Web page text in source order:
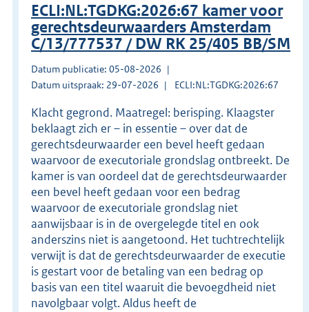
ECLI:NL:TGDKG:2026:67 kamer voor
gerechtsdeurwaarders Amsterdam
C/13/777537 / DW RK 25/405 BB/SM
Datum publicatie: 05-08-2026
Datum uitspraak: 29-07-2026
ECLI:NL:TGDKG:2026:67
Klacht gegrond. Maatregel: berisping. Klaagster
beklaagt zich er – in essentie – over dat de
gerechtsdeurwaarder een bevel heeft gedaan
waarvoor de executoriale grondslag ontbreekt. De
kamer is van oordeel dat de gerechtsdeurwaarder
een bevel heeft gedaan voor een bedrag
waarvoor de executoriale grondslag niet
aanwijsbaar is in de overgelegde titel en ook
anderszins niet is aangetoond. Het tuchtrechtelijk
verwijt is dat de gerechtsdeurwaarder de executie
is gestart voor de betaling van een bedrag op
basis van een titel waaruit die bevoegdheid niet
navolgbaar volgt. Aldus heeft de